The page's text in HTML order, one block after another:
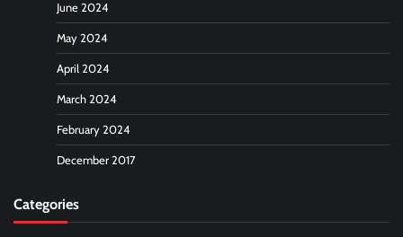
June 2024
May 2024
April 2024
March 2024
February 2024
December 2017
Categories